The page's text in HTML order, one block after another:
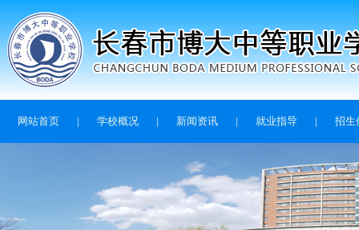
网站首页 | 学校概况 | 新闻资讯 | 就业指导 | 招生